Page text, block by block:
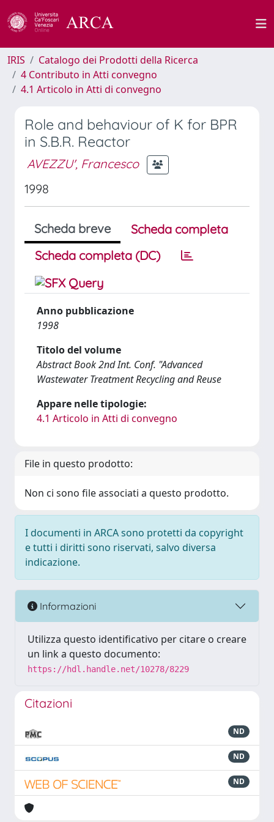
IRIS
Catalogo dei Prodotti della Ricerca
4 Contributo in Atti convegno
4.1 Articolo in Atti di convegno
Role and behaviour of K for BPR
in S.B.R. Reactor
AVEZZU', Francesco
1998
Scheda breve
Scheda completa
Scheda completa (DC)
Anno pubblicazione
1998
Titolo del volume
Abstract Book 2nd Int. Conf. "Advanced
Wastewater Treatment Recycling and Reuse
Appare nelle tipologie:
4.1 Articolo in Atti di convegno
File in questo prodotto:
Non ci sono file associati a questo prodotto.
I documenti in ARCA sono protetti da copyright
e tutti i diritti sono riservati, salvo diversa
indicazione.
Informazioni
Utilizza questo identificativo per citare o creare
un link a questo documento:
https://hdl.handle.net/10278/8229
Citazioni
ND
ND
ND